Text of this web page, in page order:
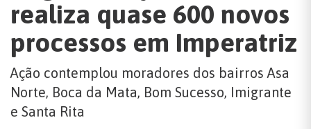
realiza quase 600 novos
processos em Imperatriz
Ação contemplou moradores dos bairros Asa
Norte, Boca da Mata, Bom Sucesso, Imigrante
e Santa Rita